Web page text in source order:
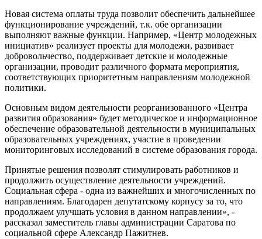
Новая система оплаты труда позволит обеспечить дальнейшее
функционирование учреждений, т.к. обе организации
выполняют важные функции. Например, «Центр молодежных
инициатив» реализует проекты для молодежи, развивает
добровольчество, поддерживает детские и молодежные
организации, проводит различного формата мероприятия,
соответствующих приоритетным направлениям молодежной
политики.
Основным видом деятельности реорганизованного «Центра
развития образования» будет методическое и информационное
обеспечение образовательной деятельности в муниципальных
образовательных учреждениях, участие в проведении
мониторинговых исследований в системе образования города.
Принятые решения позволят стимулировать работников и
продолжить осуществление деятельности учреждений.
Социальная сфера - одна из важнейших и многочисленных по
направлениям. Благодарен депутатскому корпусу за то, что
продолжаем улучшать условия в данном направлении», -
рассказал заместитель главы администрации Саратова по
социальной сфере Александр Пажитнев.